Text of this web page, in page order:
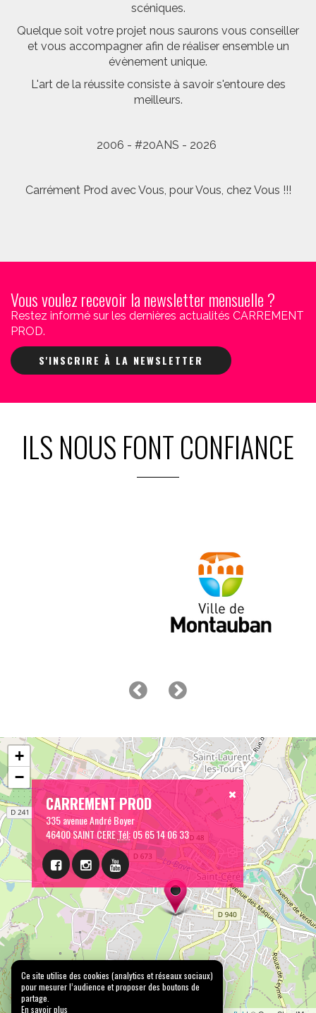
scéniques.
Quelque soit votre projet nous saurons vous conseiller
et vous accompagner afin de réaliser ensemble un
évènement unique.
L'art de la réussite consiste à savoir s'entoure des
meilleurs.
2006 - #20ANS - 2026
Carrément Prod avec Vous, pour Vous, chez Vous !!!
Vous voulez recevoir la newsletter mensuelle ?
Restez informé sur les dernières actualités CARREMENT
PROD.
S'INSCRIRE À LA NEWSLETTER
ILS NOUS FONT CONFIANCE
CARREMENT PROD
335 avenue André Boyer
46400 SAINT CERETél:05 65 14 06 33
−
Leaflet | © OpenStreetMap
Mentions légales Gérer mes cookies
Ce site utilise des cookies (analytics et réseaux sociaux)
pour mesurer l’audience et proposer des boutons de
partage.
En savoir plus